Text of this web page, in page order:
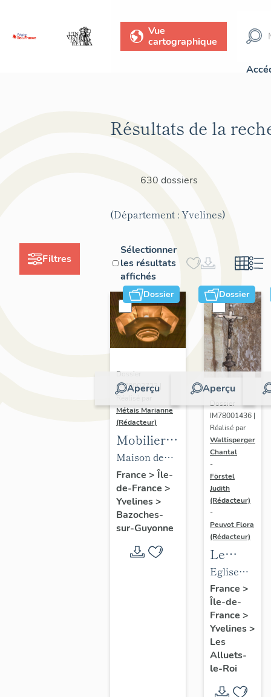
Vue
cartographique
Filtres
Résultats de la
630 dossiers
(Département : Yvelines)
Sélectionner
les résultats
affichés
Dossier
Aperçu
Dossier
IM78002723 |
Métais Marianne
(Rédacteur)
Mobilier
de la
maison
Louis
Carré
Maison de
villégiature
dite maison
Louis Carré
France > Île-
de-France >
Yvelines>
Bazoches-
sur-Guyonne
Dossier
Aperçu
Dossier
IM78001436 |
Réalisé par
Waltisperger
Chantal
-
Förstel
Judith
(Rédacteur)
-
Peuvot Flora
(Rédacteur)
Le
mobilier
de
l'église
Saint-
Nicolas
Eglise
paroissiale
Saint-
Nicolas
France >
Île-de-
France >
Yvelines>
Les
Alluets-
le-Roi